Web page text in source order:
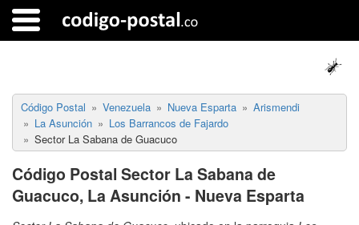
Código Postal Venezuela Nueva Esparta
Arismendi
La Asunción
Los Barrancos de Fajardo
Sector La Sabana de Guacuco
Código Postal Sector La Sabana de
Guacuco, La Asunción - Nueva Esparta